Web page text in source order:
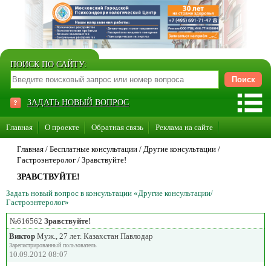
ПОИСК ПО САЙТУ:
ЗАДАТЬ НОВЫЙ ВОПРОС
Главная О проекте Обратная связь Реклама на сайте
Стать консультантом нашего сайта
Суперакция «Каждому врачу свой сайт»
Главная / Бесплатные консультации / Другие консультации /
Гастроэнтеролог / Зравствуйте!
ЗРАВСТВУЙТЕ!
Задать новый вопрос в консультации «Другие консультации/
Гастроэнтеролог»
№616562 Зравствуйте!
Виктор Муж., 27 лет. Казахстан Павлодар
Зарегистрированный пользователь
10.09.2012 08:07